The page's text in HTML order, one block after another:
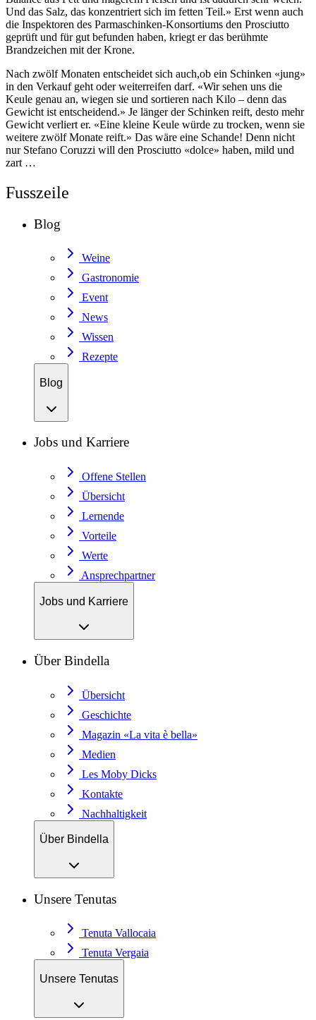
Und das Salz, das konzentriert sich im fetten Teil.» Erst wenn auch
die Inspektoren des Parmaschinken-Konsortiums den Prosciutto
geprüft und für gut befunden haben, kriegt er das berühmte
Brandzeichen mit der Krone.
Nach zwölf Monaten entscheidet sich auch,ob ein Schinken «jung»
in den Verkauf geht oder weiterreifen darf. «Wir sehen uns die
Keule genau an, wiegen sie und sortieren nach Kilo – denn das
Gewicht ist entscheidend.» Je länger der Schinken reift, desto mehr
Gewicht verliert er. «Eine kleine Keule würde zu trocken, wenn sie
weitere zwölf Monate reift.» Das wäre eine Schande! Denn nicht
nur Stefano Coruzzi will den Prosciutto «dolce» haben, mild und
zart …
Fusszeile
Blog
Weine
Gastronomie
Event
News
Wissen
Rezepte
Blog
Jobs und Karriere
Offene Stellen
Übersicht
Lernende
Vorteile
Werte
Ansprechpartner
Jobs und Karriere
Über Bindella
Übersicht
Geschichte
Magazin «La vita è bella»
Medien
Les Moby Dicks
Kontakte
Nachhaltigkeit
Über Bindella
Unsere Tenutas
Tenuta Vallocaia
Tenuta Vergaia
Unsere Tenutas